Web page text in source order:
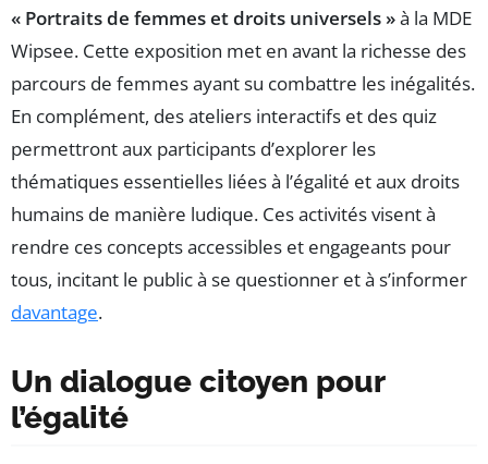
« Portraits de femmes et droits universels »à la MDE
Wipsee. Cette exposition met en avant la richesse des
parcours de femmes ayant su combattre les inégalités.
En complément, des ateliers interactifs et des quiz
permettront aux participants d’explorer les
thématiques essentielles liées à l’égalité et aux droits
humains de manière ludique. Ces activités visent à
rendre ces concepts accessibles et engageants pour
tous, incitant le public à se questionner et à s’informer
davantage.
Un dialogue citoyen pour
l’égalité